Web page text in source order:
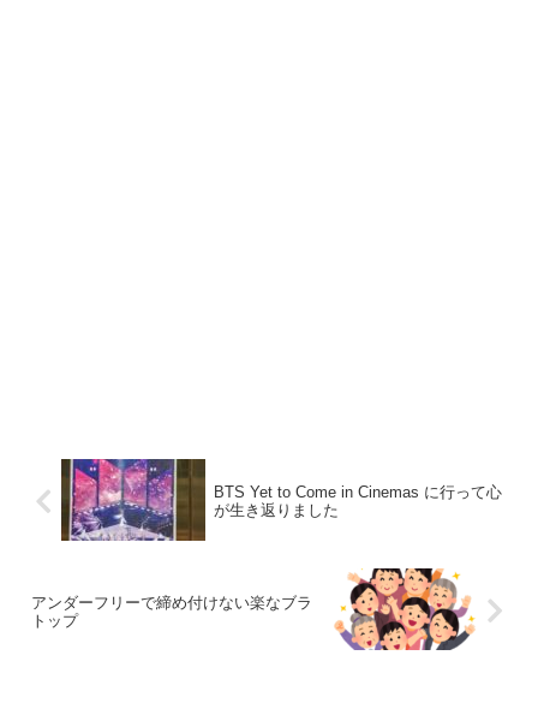
BTS Yet to Come in Cinemas に行って心
が生き返りました
アンダーフリーで締め付けない楽なブラ
トップ